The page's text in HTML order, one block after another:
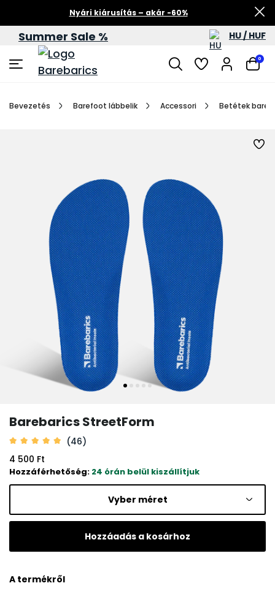
Nyári kiárusítás – akár -60%
Summer Sale % HU / HUF
0
Bevezetés Barefoot lábbelik Accessori Betétek
Barebarics StreetForm
(46)
4 500 Ft
Hozzáférhetőség: 24 órán belül kiszállítjuk
Vyber méret
Hozzáadás a kosárhoz
A termékről